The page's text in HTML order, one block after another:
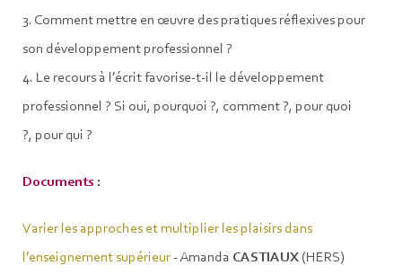
3. Comment mettre en œuvre des pratiques réflexives pour
son développement professionnel ?
4. Le recours à l’écrit favorise-t-il le développement
professionnel ? Si oui, pourquoi ?, comment ?, pour quoi
?, pour qui ?
Documents :
Varier les approches et multiplier les plaisirs dans
l’enseignement supérieur - Amanda CASTIAUX (HERS)